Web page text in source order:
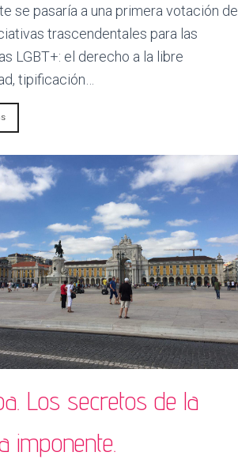
se pasaría a una primera votación de
trascendentales para las
LGBT+: el derecho a la libre
tipificación…
Los secretos de la
imponente.